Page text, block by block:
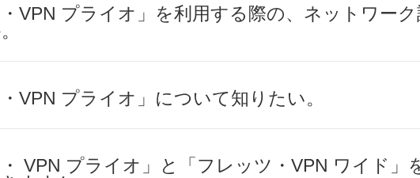
・VPN プライオ」を利用する際の、ネットワー
・VPN プライオ」について知りたい。
・ VPN プライオ」と「フレッツ・VPN ワイド」